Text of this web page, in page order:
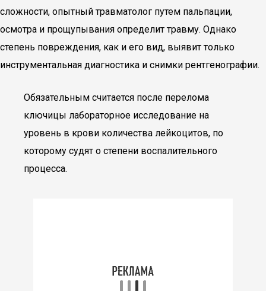
сложности, опытный травматолог путем пальпации,
осмотра и прощупывания определит травму. Однако
степень повреждения, как и его вид, выявит только
инструментальная диагностика и снимки рентгенографии.
Обязательным считается после перелома
ключицы лабораторное исследование на
уровень в крови количества лейкоцитов, по
которому судят о степени воспалительного
процесса.